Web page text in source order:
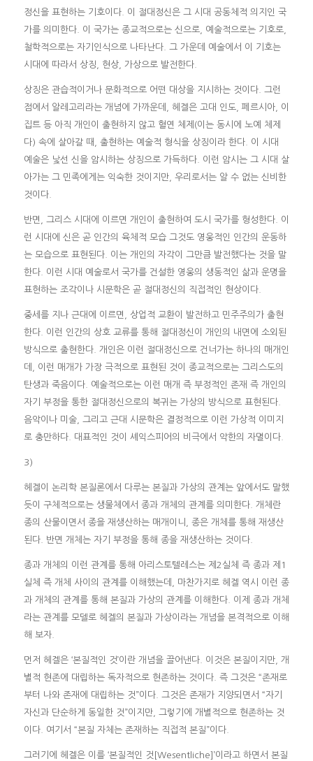
정신을 표현하는 기호이다. 이 절대정신은 그 시대 공동체적 의지인 국
가를 의미한다. 이 국가는 종교적으로는 신으로, 예술적으로는 기호로,
철학적으로는 자기인식으로 나타난다. 그 가운데 예술에서 이 기호는
시대에 따라서 상징, 현상, 가상으로 발전한다.
상징은 관습적이거나 문화적으로 어떤 대상을 지시하는 것이다. 그런
점에서 알레고리라는 개념에 가까운데, 헤겔은 고대 인도, 페르시아, 이
집트 등 아직 개인이 출현하지 않고 혈연 체제(이는 동시에 노예 체제
다) 속에 살아갈 때, 출현하는 예술적 형식을 상징이라 한다. 이 시대
예술은 낯선 신을 암시하는 상징으로 가득하다. 이런 암시는 그 시대 살
아가는 그 민족에게는 익숙한 것이지만, 우리로서는 알 수 없는 신비한
것이다.
반면, 그리스 시대에 이르면 개인이 출현하여 도시 국가를 형성한다. 이
런 시대에 신은 곧 인간의 육체적 모습 그것도 영웅적인 인간의 운동하
는 모습으로 표현된다. 이는 개인의 자각이 그만큼 발전했다는 것을 말
한다. 이런 시대 예술로서 국가를 건설한 영웅의 생동적인 삶과 운명을
표현하는 조각이나 시문학은 곧 절대정신의 직접적인 현상이다.
중세를 지나 근대에 이르면, 상업적 교환이 발전하고 민주주의가 출현
한다. 이런 인간의 상호 교류를 통해 절대정신이 개인의 내면에 소외된
방식으로 출현한다. 개인은 이런 절대정신으로 건너가는 하나의 매개인
데, 이런 매개가 가장 극적으로 표현된 것이 종교적으로는 그리스도의
탄생과 죽음이다. 예술적으로는 이런 매개 즉 부정적인 존재 즉 개인의
자기 부정을 통한 절대정신으로의 복귀는 가상의 방식으로 표현된다.
음악이나 미술, 그리고 근대 시문학은 결정적으로 이런 가상적 이미지
로 충만하다. 대표적인 것이 셰익스피어의 비극에서 악한의 자멸이다.
3)
헤겔이 논리학 본질론에서 다루는 본질과 가상의 관계는 앞에서도 말했
듯이 구체적으로는 생물체에서 종과 개체의 관계를 의미한다. 개체란
종의 산물이면서 종을 재생산하는 매개이니, 종은 개체를 통해 재생산
된다. 반면 개체는 자기 부정을 통해 종을 재생산하는 것이다.
종과 개체의 이런 관계를 통해 아리스토텔레스는 제2실체 즉 종과 제1
실체 즉 개체 사이의 관계를 이해했는데, 마찬가지로 헤겔 역시 이런 종
과 개체의 관계를 통해 본질과 가상의 관계를 이해한다. 이제 종과 개체
라는 관계를 모델로 헤겔의 본질과 가상이라는 개념을 본격적으로 이해
해 보자.
먼저 헤겔은 ‘본질적인 것’이란 개념을 끌어낸다. 이것은 본질이지만, 개
별적 현존에 대립하는 독자적으로 현존하는 것이다. 즉 그것은 “존재로
부터 나와 존재에 대립하는 것”이다. 그것은 존재가 지양되면서 “자기
자신과 단순하게 동일한 것”이지만, 그렇기에 개별적으로 현존하는 것
이다. 여기서 “본질 자체는 존재하는 직접적 본질”이다.
그러기에 헤겔은 이를 ‘본질적인 것[Wesentliche]’이라고 하면서 본질